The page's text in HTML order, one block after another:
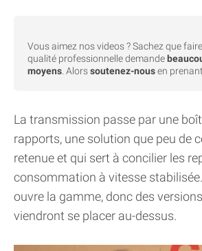
Vous aimez nos videos ? Sachez que
qualité professionnelle demande
moyens . Alorssoutenez-nousen prenant
La transmission passe par une
rapports, une solution que peu de
retenue et qui sert à concilier les
consommation à vitesse
ouvre la gamme, donc des
viendront se placer au-dessus.